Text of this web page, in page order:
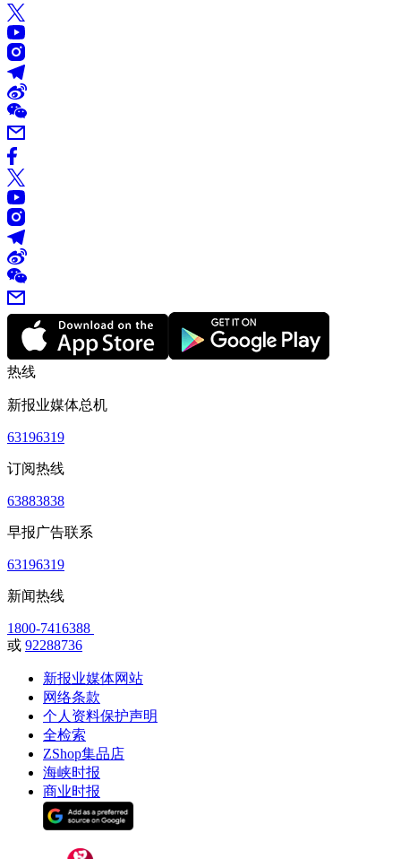
热线
新报业媒体总机
63196319
订阅热线
63883838
早报广告联系
63196319
新闻热线
1800-7416388
或 92288736
新报业媒体网站
网络条款
个人资料保护声明
全检索
ZShop集品店
海峡时报
商业时报